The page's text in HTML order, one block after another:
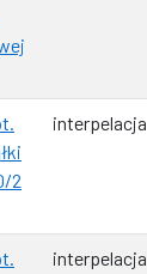
2
interpelacja
interpelacja